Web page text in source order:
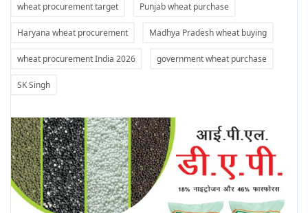
wheat procurement target Punjab wheat purchase
Haryana wheat procurement Madhya Pradesh wheat buying
wheat procurement India 2026 government wheat purchase
SK Singh